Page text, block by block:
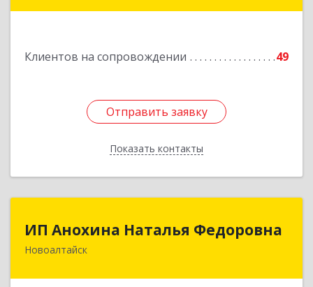
Клиентов на сопровождении 49
Отправить заявку
Показать контакты
Подробнее
Отправить заявку
Назад
ИП Анохина Наталья Федоровна
Новоалтайск658041, Алтайский край, Новоалтайск г,